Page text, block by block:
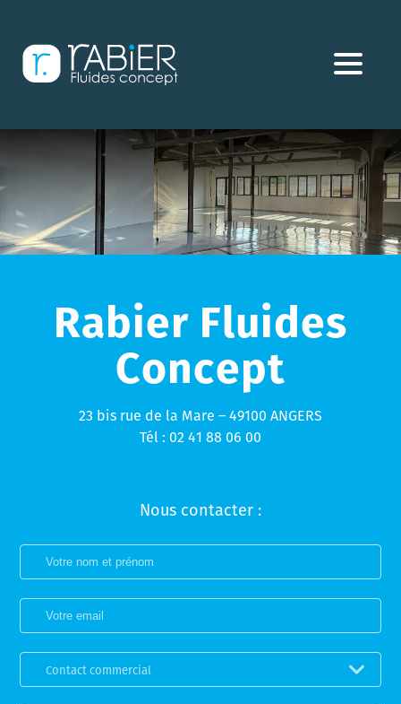
contenu
Rabier Fluides
Concept
23 bis rue de la Mare – 49100 ANGERS
Tél : 02 41 88 06 00
Nous contacter :
Contact commercial